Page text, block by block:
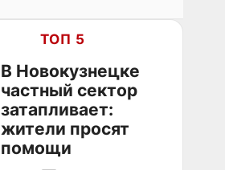
ТОП 5
В Новокузнецке
частный сектор
затапливает:
жители просят
помощи